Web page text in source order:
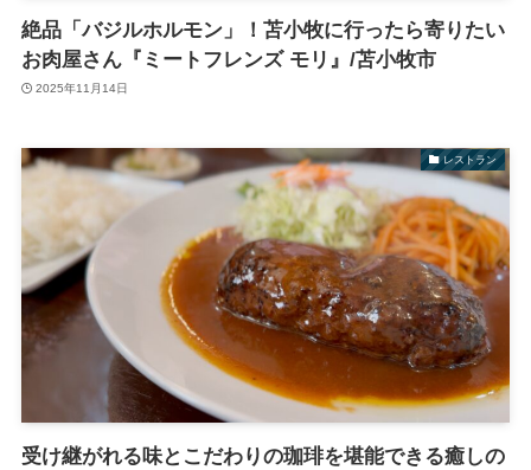
絶品「バジルホルモン」！苫小牧に行ったら寄りたい
お肉屋さん『ミートフレンズ モリ』/苫小牧市
2025年11月14日
レストラン
受け継がれる味とこだわりの珈琲を堪能できる癒しの